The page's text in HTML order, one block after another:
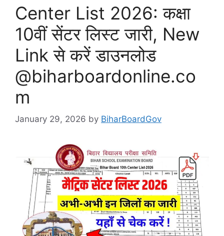
Center List 2026: कक्षा
10वीं सेंटर लिस्ट जारी, New
Link से करें डाउनलोड
@biharboardonline.co
m
January 29, 2026 by BiharBoardGov